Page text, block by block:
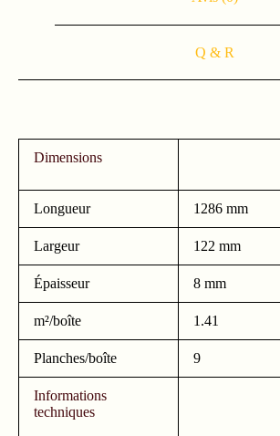
Q & R
Dimensions
Longueur 1286 mm
Largeur 122 mm
Épaisseur 8 mm
m²/boîte 1.41
Planches/boîte 9
Informations
techniques